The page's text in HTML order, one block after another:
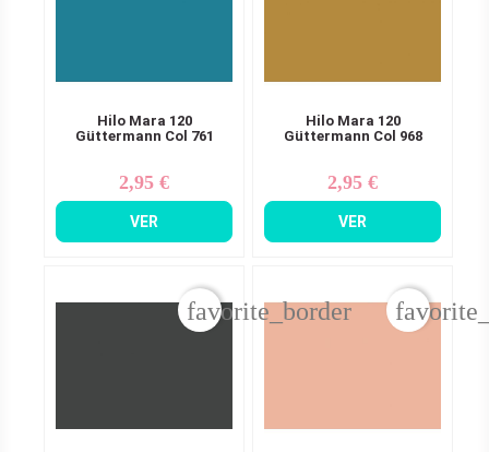
Hilo Mara 120
Güttermann Col 761
Precio
2,95 €
VER
Hilo Mara 120
Güttermann Col 968
Precio
2,95 €
VER
favorite_border